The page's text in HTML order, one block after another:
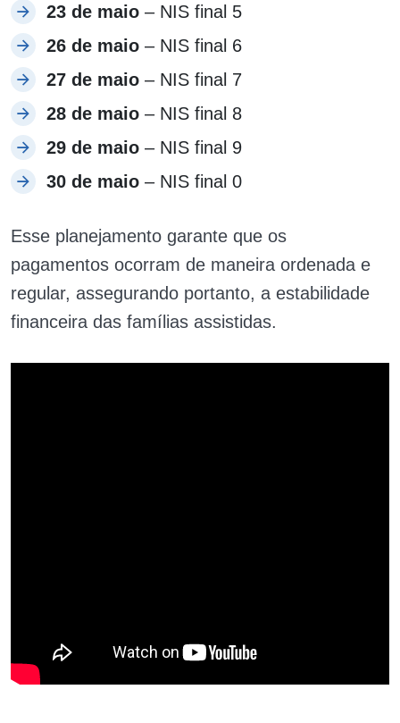
23 de maio – NIS final 5
26 de maio – NIS final 6
27 de maio – NIS final 7
28 de maio – NIS final 8
29 de maio – NIS final 9
30 de maio – NIS final 0
Esse planejamento garante que os
pagamentos ocorram de maneira ordenada e
regular, assegurando portanto, a estabilidade
financeira das famílias assistidas.